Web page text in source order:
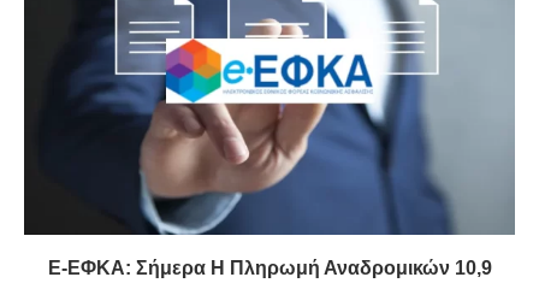
E-ΕΦΚΑ: Σήμερα Η Πληρωμή Αναδρομικών 10,9